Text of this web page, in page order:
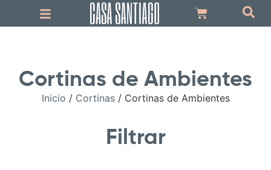
Cortinas de Ambientes
Inicio / Cortinas/ Cortinas de Ambientes
Filtrar